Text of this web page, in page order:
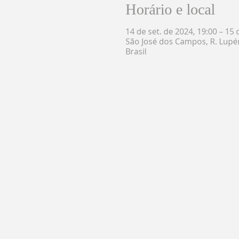
Horário e local
14 de set. de 2024, 19:00 – 15
São José dos Campos, R.
Brasil